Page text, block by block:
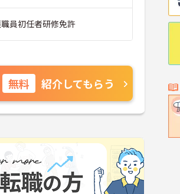
員初任者研修免許
無料 紹介してもらう